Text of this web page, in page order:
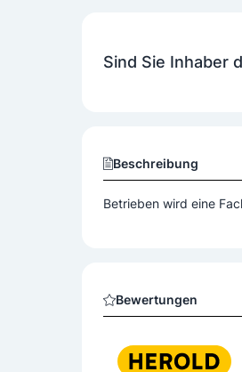
Gefäßchirurgie
Sind Sie Inhaber
Beschreibung
Betrieben wird eine
Bewertungen